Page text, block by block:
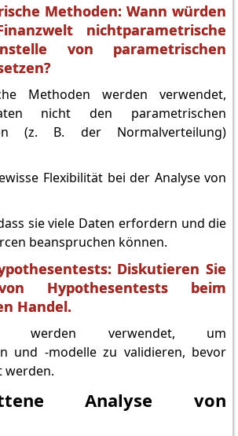
Methoden: Wann würden
nichtparametrische
von parametrischen
Methoden werden verwendet,
nicht den parametrischen
(z. B. der Normalverteilung)
Flexibilität bei der Analyse von
sie viele Daten erfordern und die
beanspruchen können.
Diskutieren Sie
Hypothesentests beim
Handel.
werden verwendet, um
und -modelle zu validieren, bevor
werden.
Analyse von